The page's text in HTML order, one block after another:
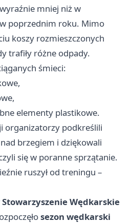
mniej niż w
poprzednim roku. Mimo
koszy rozmieszczonych
trafiły różne odpady.
śmieci:
elementy plastikowe.
organizatorzy podkreślili
brzegiem i dziękowali
się w poranne sprzątanie.
ruszył od treningu –
Stowarzyszenie Wędkarskie
sezon wędkarski